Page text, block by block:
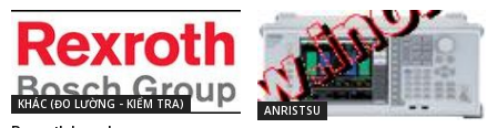
KHÁC (ĐO LƯỜNG - KIỂM TRA) ANRISTSU